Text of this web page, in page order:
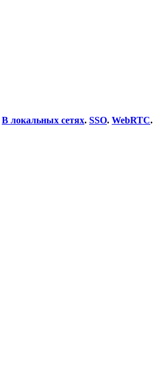
В локальных сетях. SSO. WebRTC.